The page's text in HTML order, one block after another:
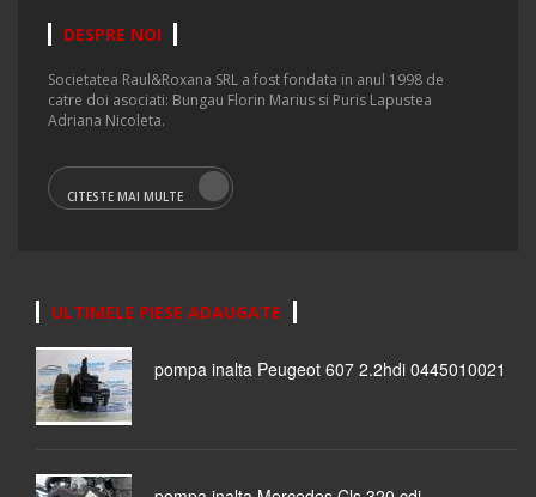
DESPRE NOI
Societatea Raul&Roxana SRL a fost fondata in anul 1998 de
catre doi asociati: Bungau Florin Marius si Puris Lapustea
Adriana Nicoleta.
CITESTE MAI MULTE
ULTIMELE PIESE ADAUGATE
pompa inalta Peugeot 607 2.2hdi 0445010021